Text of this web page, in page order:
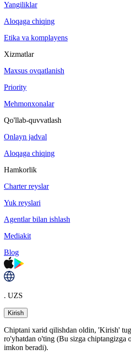
Yangiliklar
Aloqaga chiqing
Etika va komplayens
Xizmatlar
Maxsus ovqatlanish
Priority
Mehmonxonalar
Qo'llab-quvvatlash
Onlayn jadval
Aloqaga chiqing
Hamkorlik
Charter reyslar
Yuk reyslari
Agentlar bilan ishlash
Mediakit
Blog
. UZS
Kirish
Chiptani xarid qilishdan oldin, 'Kirish'
ro'yhatdan o'ting (Bu sizga chiptangizga
imkon beradi).